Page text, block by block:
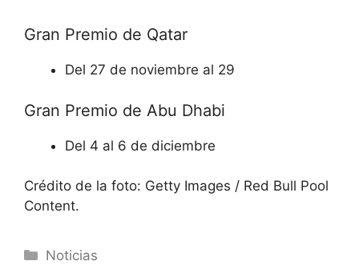
Gran Premio de Qatar
Del 27 de noviembre al 29
Gran Premio de Abu Dhabi
Del 4 al 6 de diciembre
Crédito de la foto: Getty Images / Red Bull Pool
Content.
Categorías
Noticias